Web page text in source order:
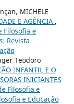
MICHELE
E AGÊNCIA ,
Filosofia e
Revista
Teodoro
INFANTIL E O
INICIANTES
Filosofia e
e Educação